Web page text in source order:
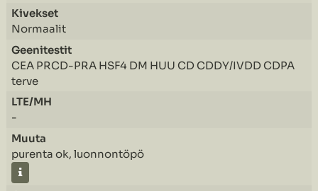
Normaalit
CEA PRCD-PRA HSF4 DM HUU CD CDDY/IVDD CDPA
terve
-
purenta ok, luonnontöpö